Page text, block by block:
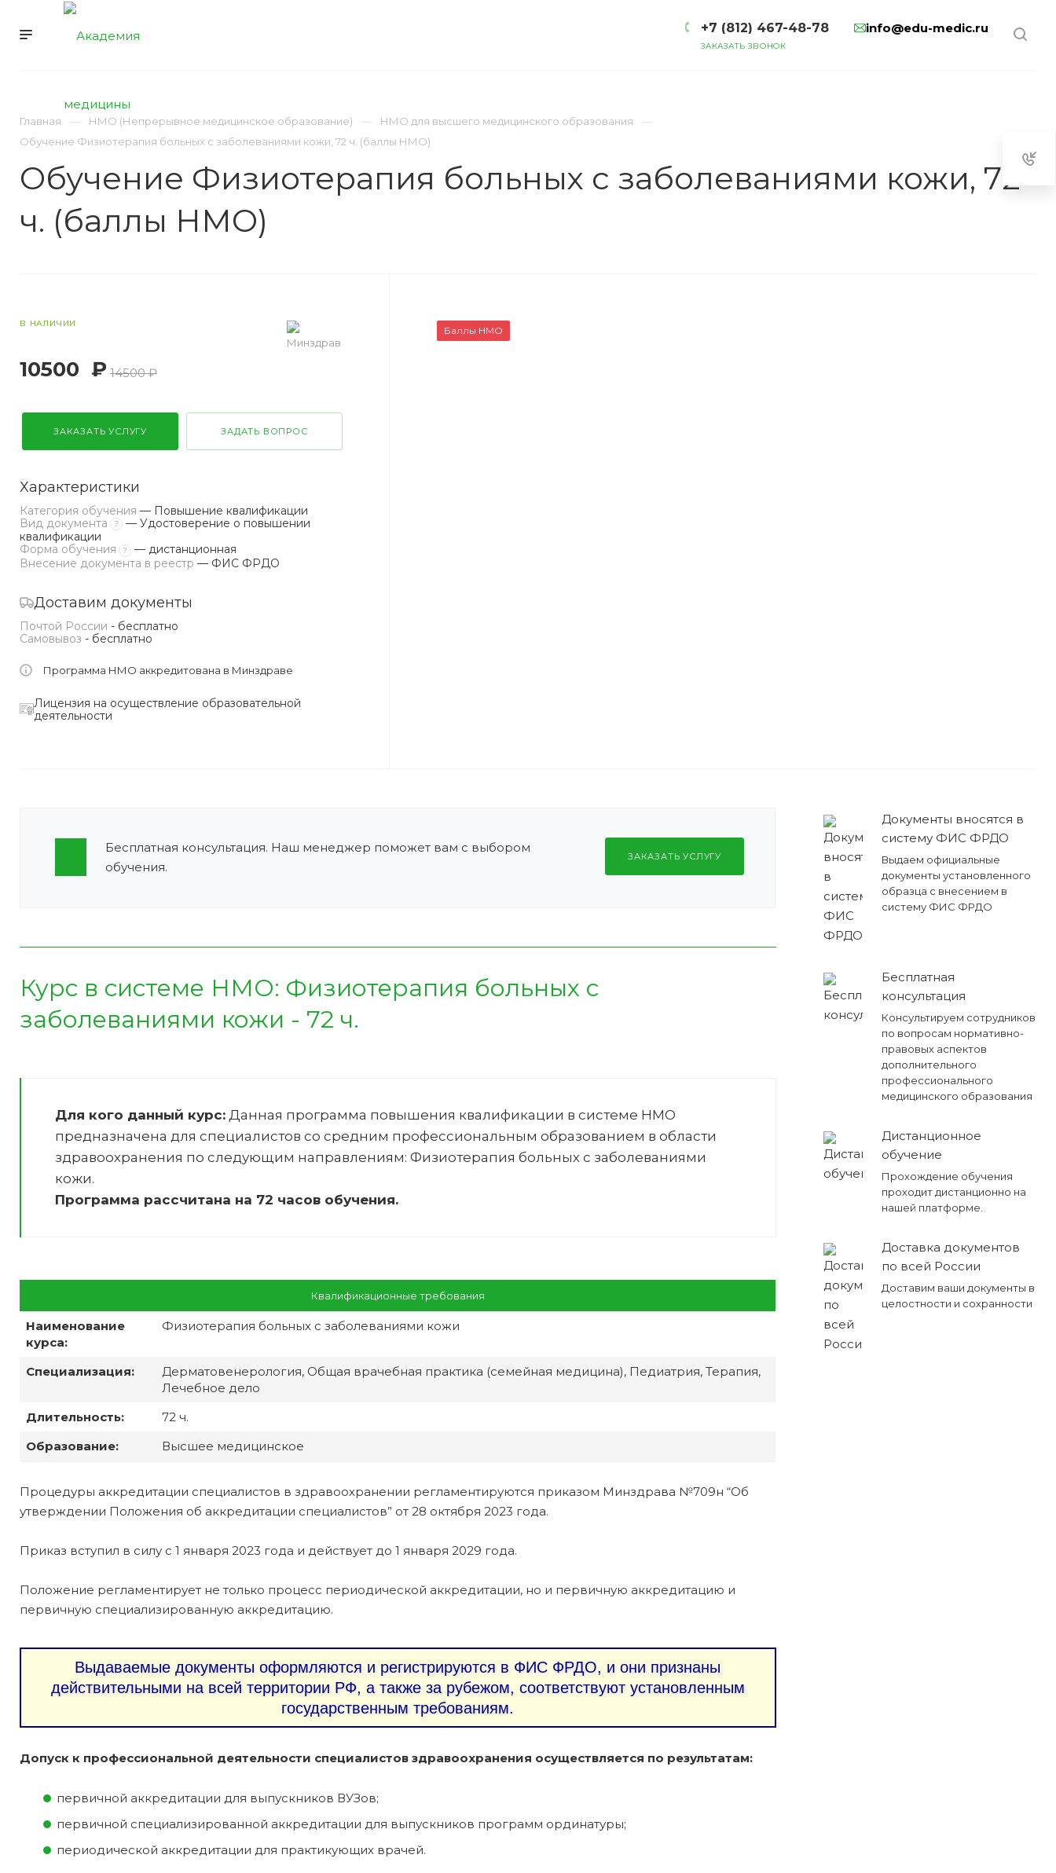
+7 (812) 467-48-78
ЗАКАЗАТЬ ЗВОНОК
info@edu-medic.ru
Главная НМО (Непрерывное медицинское образование)
НМО для высшего медицинского образования
Обучение Физиотерапия больных с заболеваниями кожи, 72 ч. (баллы НМО)
Обучение Физиотерапия больных с заболеваниями кожи, 72
ч. (баллы НМО)
В НАЛИЧИИ
10500 ₽ 14500 ₽
ЗАКАЗАТЬ УСЛУГУ ЗАДАТЬ ВОПРОС
Характеристики
Категория обучения — Повышение квалификации
Вид документа
?
— Удостоверение о повышении
квалификации
Форма обучения
?
— дистанционная
Внесение документа в реестр — ФИС ФРДО
Доставим документы
Почтой России - бесплатно
Самовывоз - бесплатно
Программа НМО аккредитована в Минздраве
Лицензия на осуществление образовательной
деятельности
Баллы НМО
Документы вносятся в
систему ФИС ФРДО
Выдаем официальные
документы установленного
образца с внесением в
систему ФИС ФРДО
Бесплатная
консультация
Консультируем сотрудников
по вопросам нормативно-
правовых аспектов
дополнительного
профессионального
медицинского образования
Дистанционное
обучение
Прохождение обучения
проходит дистанционно на
нашей платформе.
Доставка документов
по всей России
Доставим ваши документы в
целостности и сохранности
Бесплатная консультация. Наш менеджер поможет вам с выбором
обучения.
ЗАКАЗАТЬ УСЛУГУ
Курс в системе НМО: Физиотерапия больных с
заболеваниями кожи - 72 ч.
Для кого данный курс: Данная программа повышения квалификации в системе НМО
предназначена для специалистов со средним профессиональным образованием в области
здравоохранения по следующим направлениям: Физиотерапия больных с заболеваниями
кожи.
Программа рассчитана на 72 часов обучения.
Квалификационные требования
Наименование
курса:
Физиотерапия больных с заболеваниями кожи
Специализация:
Дерматовенерология, Общая врачебная практика (семейная медицина), Педиатрия, Терапия,
Лечебное дело
Длительность:
72 ч.
Образование:
Высшее медицинское
Процедуры аккредитации специалистов в здравоохранении регламентируются приказом Минздрава №709н “Об
утверждении Положения об аккредитации специалистов” от 28 октября 2023 года.
Приказ вступил в силу с 1 января 2023 года и действует до 1 января 2029 года.
Положение регламентирует не только процесс периодической аккредитации, но и первичную аккредитацию и
первичную специализированную аккредитацию.
Выдаваемые документы оформляются и регистрируются в ФИС ФРДО, и они признаны
действительными на всей территории РФ, а также за рубежом, соответствуют установленным
государственным требованиям.
Допуск к профессиональной деятельности специалистов здравоохранения осуществляется по результатам:
первичной аккредитации для выпускников ВУЗов;
первичной специализированной аккредитации для выпускников программ ординатуры;
периодической аккредитации для практикующих врачей.